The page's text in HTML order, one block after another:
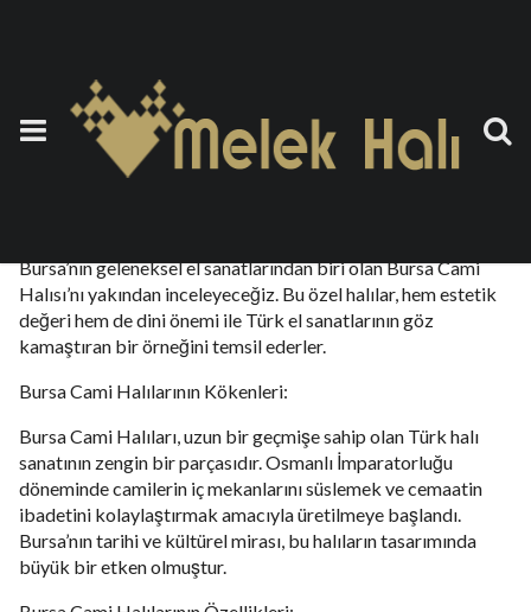
Cami Halısı Bursa
26 Eylül 2023 by teoman
Bursa’nın geleneksel el sanatlarından biri olan Bursa Cami
Halısı’nı yakından inceleyeceğiz. Bu özel halılar, hem estetik
değeri hem de dini önemi ile Türk el sanatlarının göz
kamaştıran bir örneğini temsil ederler.
Bursa Cami Halılarının Kökenleri:
Bursa Cami Halıları, uzun bir geçmişe sahip olan Türk halı
sanatının zengin bir parçasıdır. Osmanlı İmparatorluğu
döneminde camilerin iç mekanlarını süslemek ve cemaatin
ibadetini kolaylaştırmak amacıyla üretilmeye başlandı.
Bursa’nın tarihi ve kültürel mirası, bu halıların tasarımında
büyük bir etken olmuştur.